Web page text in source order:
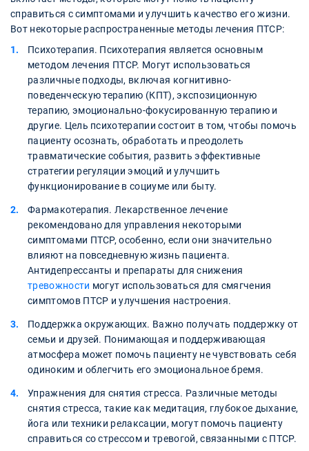
справиться с симптомами и улучшить качество его жизни.
Вот некоторые распространенные методы лечения ПТСР:
Психотерапия. Психотерапия является основным
методом лечения ПТСР. Могут использоваться
различные подходы, включая когнитивно-
поведенческую терапию (КПТ), экспозиционную
терапию, эмоционально-фокусированную терапию и
другие. Цель психотерапии состоит в том, чтобы помочь
пациенту осознать, обработать и преодолеть
травматические события, развить эффективные
стратегии регуляции эмоций и улучшить
функционирование в социуме или быту.
Фармакотерапия. Лекарственное лечение
рекомендовано для управления некоторыми
симптомами ПТСР, особенно, если они значительно
влияют на повседневную жизнь пациента.
Антидепрессанты и препараты для снижения
тревожности могут использоваться для смягчения
симптомов ПТСР и улучшения настроения.
Поддержка окружающих. Важно получать поддержку от
семьи и друзей. Понимающая и поддерживающая
атмосфера может помочь пациенту не чувствовать себя
одиноким и облегчить его эмоциональное бремя.
Упражнения для снятия стресса. Различные методы
снятия стресса, такие как медитация, глубокое дыхание,
йога или техники релаксации, могут помочь пациенту
справиться со стрессом и тревогой, связанными с ПТСР.